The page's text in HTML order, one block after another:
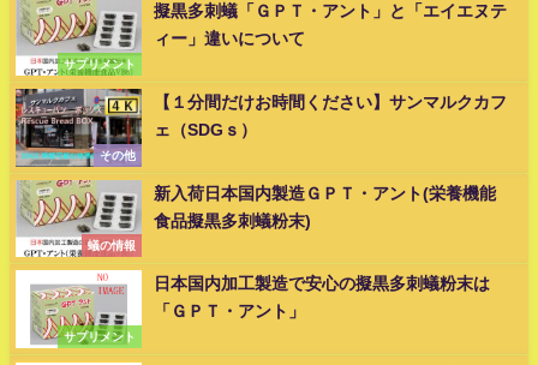
サプリメント
擬黒多刺蟻「ＧＰＴ・アント」と「エイエヌテ
ィー」違いについて
その他
【１分間だけお時間ください】サンマルクカフ
ェ（SDGｓ）
蟻の情報
新入荷日本国内製造ＧＰＴ・アント(栄養機能
食品擬黒多刺蟻粉末)
サプリメント
日本国内加工製造で安心の擬黒多刺蟻粉末は
「ＧＰＴ・アント」